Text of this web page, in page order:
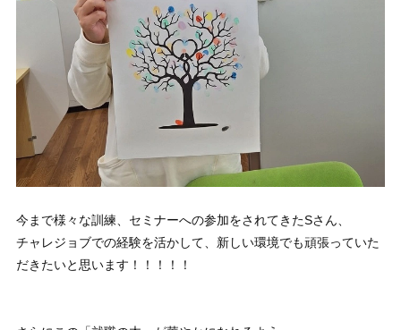
今まで様々な訓練、セミナーへの参加をされてきたSさん、
チャレジョブでの経験を活かして、新しい環境でも頑張っていた
だきたいと思います！！！！！